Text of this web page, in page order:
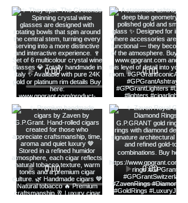
ÜBER KRISTALL